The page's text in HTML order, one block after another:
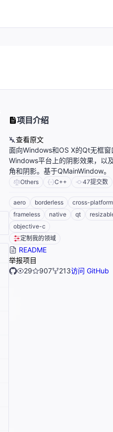
项目介绍
查看原文
面向Windows和OS X的Qt无框窗
Windows平台上的阴影效果，以
角和阴影。基于QMainWindow。
Others C++ 47提交数
aero borderless cross-platform
frameless
native qt
objective-c
定制我的领域
README
举报项目
29
907 213访问 GitHub